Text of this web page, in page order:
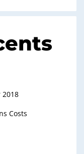
Costs